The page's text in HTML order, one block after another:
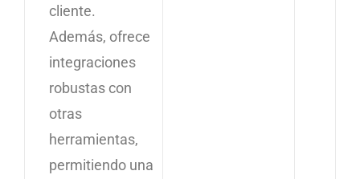
cliente.
Además, ofrece
integraciones
robustas con
otras
herramientas,
permitiendo una